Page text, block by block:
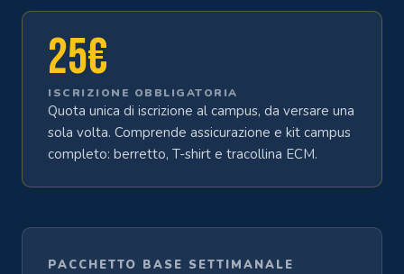
25€
ISCRIZIONE OBBLIGATORIA
Quota unica di iscrizione al campus, da versare una
sola volta. Comprende assicurazione e kit campus
completo: berretto, T-shirt e tracollina ECM.
PACCHETTO BASE SETTIMANALE